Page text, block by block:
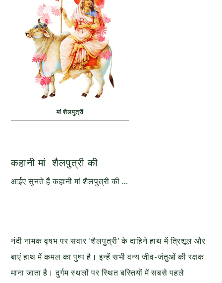
मां शैलपुत्री
कहानी मां शैलपुत्री की
आईए सुनते हैं कहानी मां शैलपुत्री की …
नंदी नामक वृषभ पर सवार ‘शैलपुत्री’ के दाहिने हाथ में त्रिशूल और
बाएं हाथ में कमल का पुष्प है। इन्हें सभी वन्य जीव-जंतुओं की रक्षक
माना जाता है। दुर्गम स्थलों पर स्थित बस्तियों में सबसे पहले